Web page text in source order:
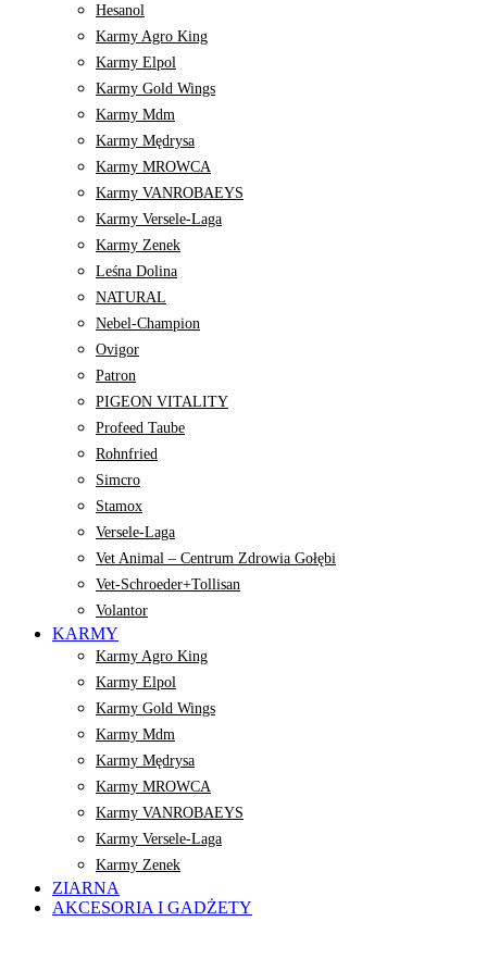
Hesanol
Karmy Agro King
Karmy Elpol
Karmy Gold Wings
Karmy Mdm
Karmy Mędrysa
Karmy MROWCA
Karmy VANROBAEYS
Karmy Versele-Laga
Karmy Zenek
Leśna Dolina
NATURAL
Nebel-Champion
Ovigor
Patron
PIGEON VITALITY
Profeed Taube
Rohnfried
Simcro
Stamox
Versele-Laga
Vet Animal – Centrum Zdrowia Gołębi
Vet-Schroeder+Tollisan
Volantor
KARMY
Karmy Agro King
Karmy Elpol
Karmy Gold Wings
Karmy Mdm
Karmy Mędrysa
Karmy MROWCA
Karmy VANROBAEYS
Karmy Versele-Laga
Karmy Zenek
ZIARNA
AKCESORIA I GADŻETY